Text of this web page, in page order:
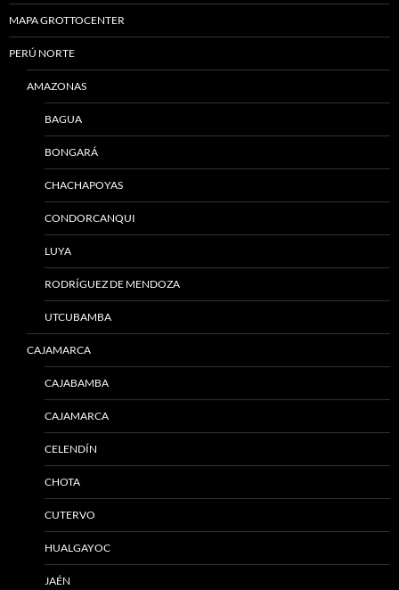
MAPA GROTTOCENTER
PERÚ NORTE
AMAZONAS
BAGUA
BONGARÁ
CHACHAPOYAS
CONDORCANQUI
LUYA
RODRÍGUEZ DE MENDOZA
UTCUBAMBA
CAJAMARCA
CAJABAMBA
CAJAMARCA
CELENDÍN
CHOTA
CUTERVO
HUALGAYOC
JAÉN